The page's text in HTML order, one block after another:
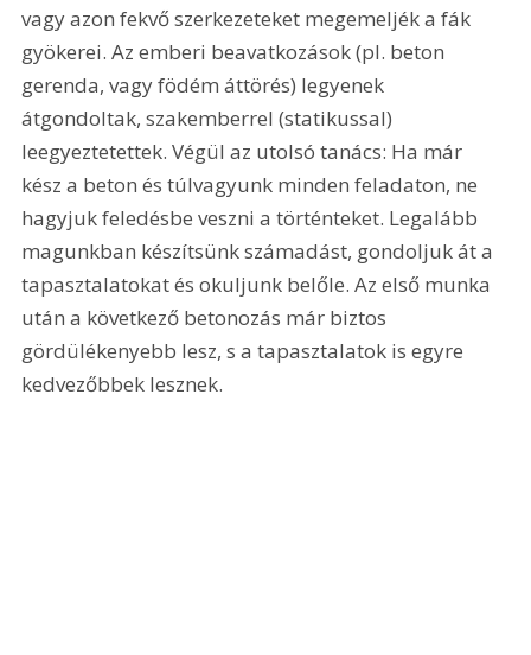
vagy azon fekvő szerkezeteket megemeljék a fák
gyökerei. Az emberi beavatkozások (pl. beton
gerenda, vagy födém áttörés) legyenek
átgondoltak, szakemberrel (statikussal)
leegyeztetettek. Végül az utolsó tanács: Ha már
kész a beton és túlvagyunk minden feladaton, ne
hagyjuk feledésbe veszni a történteket. Legalább
magunkban készítsünk számadást, gondoljuk át a
tapasztalatokat és okuljunk belőle. Az első munka
után a következő betonozás már biztos
gördülékenyebb lesz, s a tapasztalatok is egyre
kedvezőbbek lesznek.